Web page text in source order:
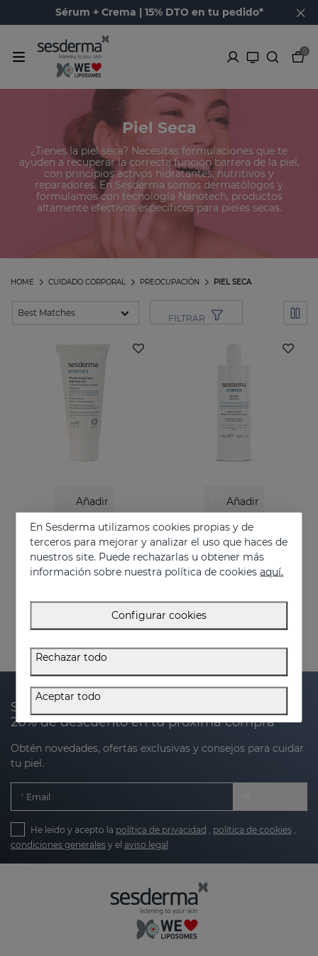
Sérum + Crema | 15% DTO en tu pedido*
0
Piel Seca
¿Tienes la piel seca? Necesitas formulaciones que te
ayuden a recuperar la correcta función barrera de la piel,
con principios activos hidratantes, nutritivos y
reparadores. En Sesderma somos dermatólogos y
formulamos con tecnología Nanotech, productos
altamente efectivos específicos para pieles secas.
PIEL SECA
PREOCUPACIÓN
CUIDADO CORPORAL
HOME
FILTRAR
Añadir
ATOPISES Crema Hidratante Cuidado Intensivo
Cuidado intensivo para pieles con tendencia atópica
26.95 €
Añadir
ATOPISES Gel De Baño
12.95 €
Suscríbete a nuestra newsletter y recibe un
20% de descuento en tu próxima compra
Obtén novedades, ofertas exclusivas y consejos para cuidar
tu piel.
Email
He leído y acepto la política de privacidad , política de cookies ,
condiciones generales y el aviso legal
En Sesderma utilizamos cookies propias y de
terceros para mejorar y analizar el uso que haces de
nuestros site. Puede rechazarlas u obtener más
información sobre nuestra política de cookiesaquí.
Configurar cookies
Rechazar todo
Aceptar todo